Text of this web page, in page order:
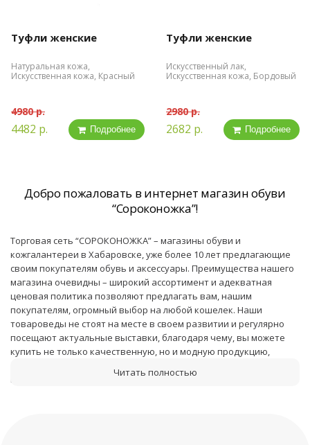
Туфли женские
Натуральная кожа,
Искусственная кожа, Красный
4980 р.
4482 р. Подробнее
Туфли женские
Искусственный лак,
Искусственная кожа, Бордовый
2980 р.
2682 р. Подробнее
Добро пожаловать в интернет магазин обуви
“Сороконожка”!
Торговая сеть “СОРОКОНОЖКА” – магазины обуви и
кожгалантереи в Хабаровске, уже более 10 лет предлагающие
своим покупателям обувь и аксессуары. Преимущества нашего
магазина очевидны – широкий ассортимент и адекватная
ценовая политика позволяют предлагать вам, нашим
покупателям, огромный выбор на любой кошелек. Наши
товароведы не стоят на месте в своем развитии и регулярно
посещают актуальные выставки, благодаря чему, вы можете
купить не только качественную, но и модную продукцию,
плюсом нашей сети являются постоянные скидки и распродажи,